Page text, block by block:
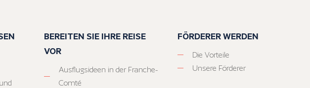
BEREITEN SIE IHRE REISE
VOR
Ausflugsideen in der Franche-
Comté
FÖRDERER WERDEN
Die Vorteile
Unsere Förderer